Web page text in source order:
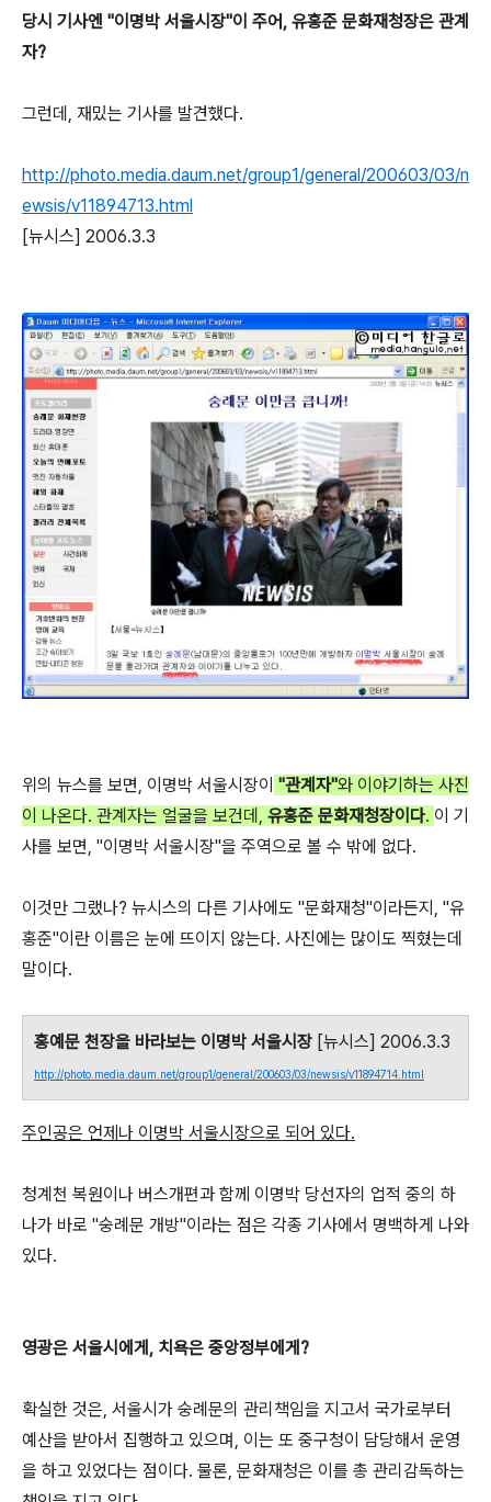
당시 기사엔 "이명박 서울시장"이 주어, 유홍준 문화재청장은 관계
자?
그런데, 재밌는 기사를 발견했다.
http://photo.media.daum.net/group1/general/200603/03/n
ewsis/v11894713.html
[뉴시스] 2006.3.3
위의 뉴스를 보면, 이명박 서울시장이 "관계자"와 이야기하는 사진
이 나온다. 관계자는 얼굴을 보건데, 유홍준 문화재청장이다. 이 기
사를 보면, "이명박 서울시장"을 주역으로 볼 수 밖에 없다.
이것만 그랬나? 뉴시스의 다른 기사에도 "문화재청"이라든지, "유
홍준"이란 이름은 눈에 뜨이지 않는다. 사진에는 많이도 찍혔는데
말이다.
홍예문 천장을 바라보는 이명박 서울시장 [뉴시스] 2006.3.3
http://photo.media.daum.net/group1/general/200603/03/newsis/v11894714.html
주인공은 언제나 이명박 서울시장으로 되어 있다.
청계천 복원이나 버스개편과 함께 이명박 당선자의 업적 중의 하
나가 바로 "숭례문 개방"이라는 점은 각종 기사에서 명백하게 나와
있다.
영광은 서울시에게, 치욕은 중앙정부에게?
확실한 것은, 서울시가 숭례문의 관리책임을 지고서 국가로부터
예산을 받아서 집행하고 있으며, 이는 또 중구청이 담당해서 운영
을 하고 있었다는 점이다. 물론, 문화재청은 이를 총 관리감독하는